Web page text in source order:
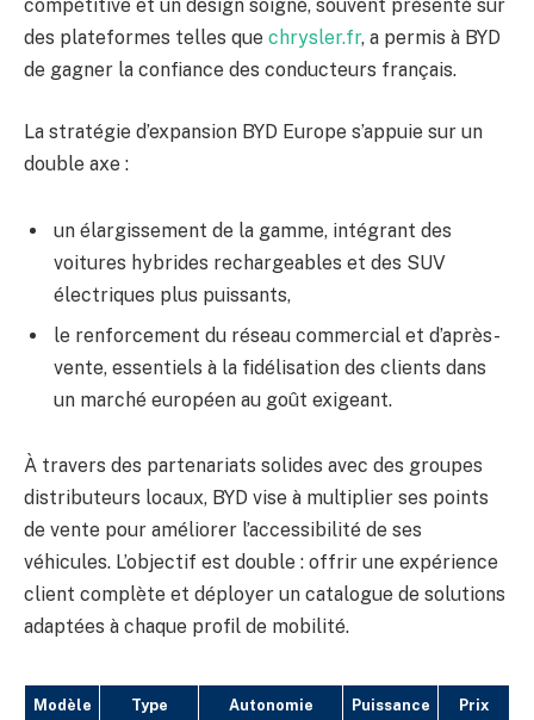
compétitive et un design soigné, souvent présenté sur
des plateformes telles que chrysler.fr, a permis à BYD
de gagner la confiance des conducteurs français.
La stratégie d’expansion BYD Europe s’appuie sur un
double axe :
un élargissement de la gamme, intégrant des
voitures hybrides rechargeables et des SUV
électriques plus puissants,
le renforcement du réseau commercial et d’après-
vente, essentiels à la fidélisation des clients dans
un marché européen au goût exigeant.
À travers des partenariats solides avec des groupes
distributeurs locaux, BYD vise à multiplier ses points
de vente pour améliorer l’accessibilité de ses
véhicules. L’objectif est double : offrir une expérience
client complète et déployer un catalogue de solutions
adaptées à chaque profil de mobilité.
Modèle Type
Autonomie
Puissance
Prix